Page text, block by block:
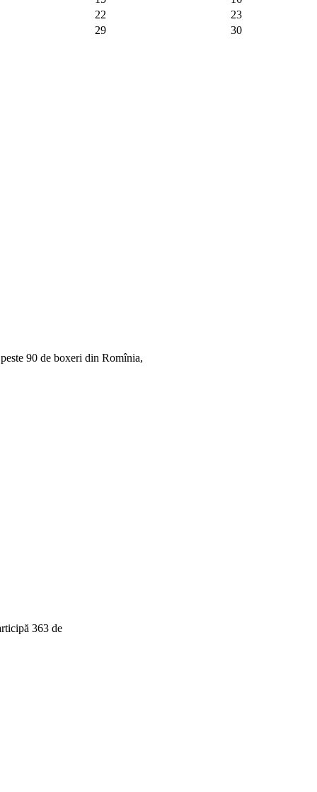
22
23
29
30
90 de boxeri din Romînia,
363 de